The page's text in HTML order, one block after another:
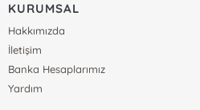
KURUMSAL
Hakkımızda
İletişim
Banka Hesaplarımız
Yardım